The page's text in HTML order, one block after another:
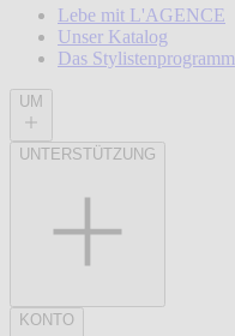
Lebe mit L'AGENCE
Unser Katalog
Das Stylistenprogramm
UM
UNTERSTÜTZUNG
KONTO